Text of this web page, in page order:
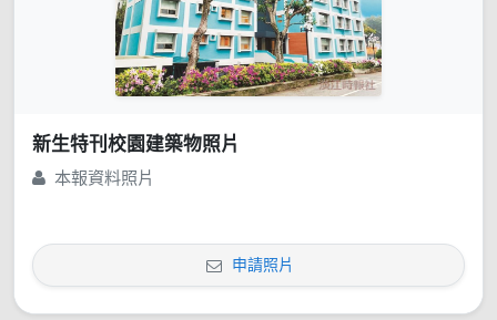
新生特刊校園建築物照片
本報資料照片
申請照片